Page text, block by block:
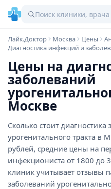
Лайк.Доктор Москва Цены
Диагностика инфекций и
Цены на
заболеваний
Москве
Сколько стоит диагностика
урогенитального тракта в
рублей, средние цены на
инфекциониста от 1800 до
клиник учитывает отзывы
заболеваний